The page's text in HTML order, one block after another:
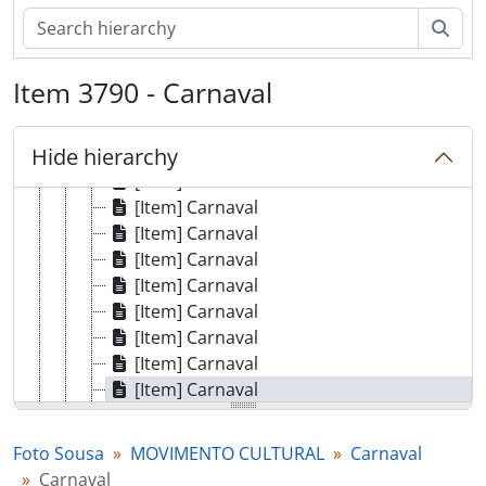
Item 3790 - Carnaval
Hide hierarchy
[Item] Carnaval
[Item] Carnaval
[Item] Carnaval
[Item] Carnaval
[Item] Carnaval
[Item] Carnaval
[Item] Carnaval
[Item] Carnaval
[Item] Carnaval
[Item] Carnaval
[Item] Carnaval
[Item] Carnaval
[Item] Carnaval
[Item] Carnaval
[Item] Carnaval
[Item] Carnaval
[Item] Carnaval
Foto Sousa MOVIMENTO CULTURAL
Carnaval
Carnaval